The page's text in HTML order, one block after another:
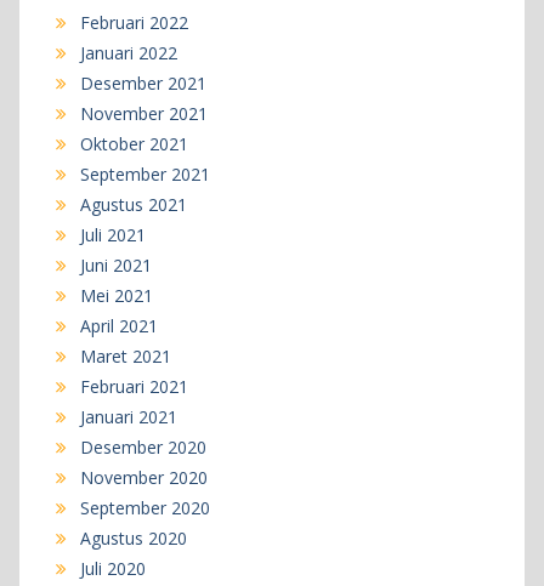
Februari 2022
Januari 2022
Desember 2021
November 2021
Oktober 2021
September 2021
Agustus 2021
Juli 2021
Juni 2021
Mei 2021
April 2021
Maret 2021
Februari 2021
Januari 2021
Desember 2020
November 2020
September 2020
Agustus 2020
Juli 2020